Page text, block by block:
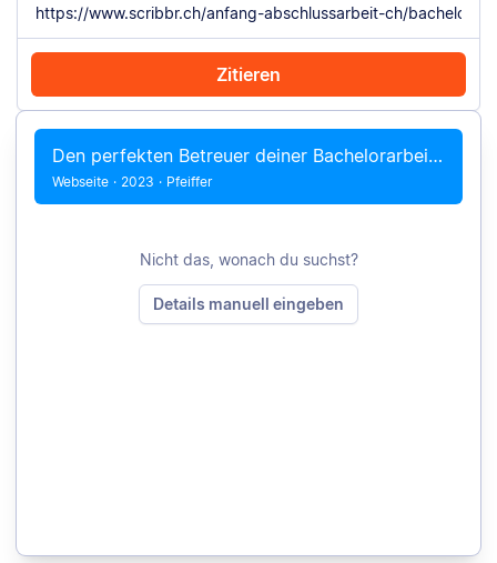
Zitieren
Mit Chrome zitieren Manuell zitieren
Den perfekten Betreuer deiner Bachelorarbeit finden &#8211; So geht’s
Webseite · 2023 · Pfeiffer
Nicht das, wonach du suchst?
Details manuell eingeben